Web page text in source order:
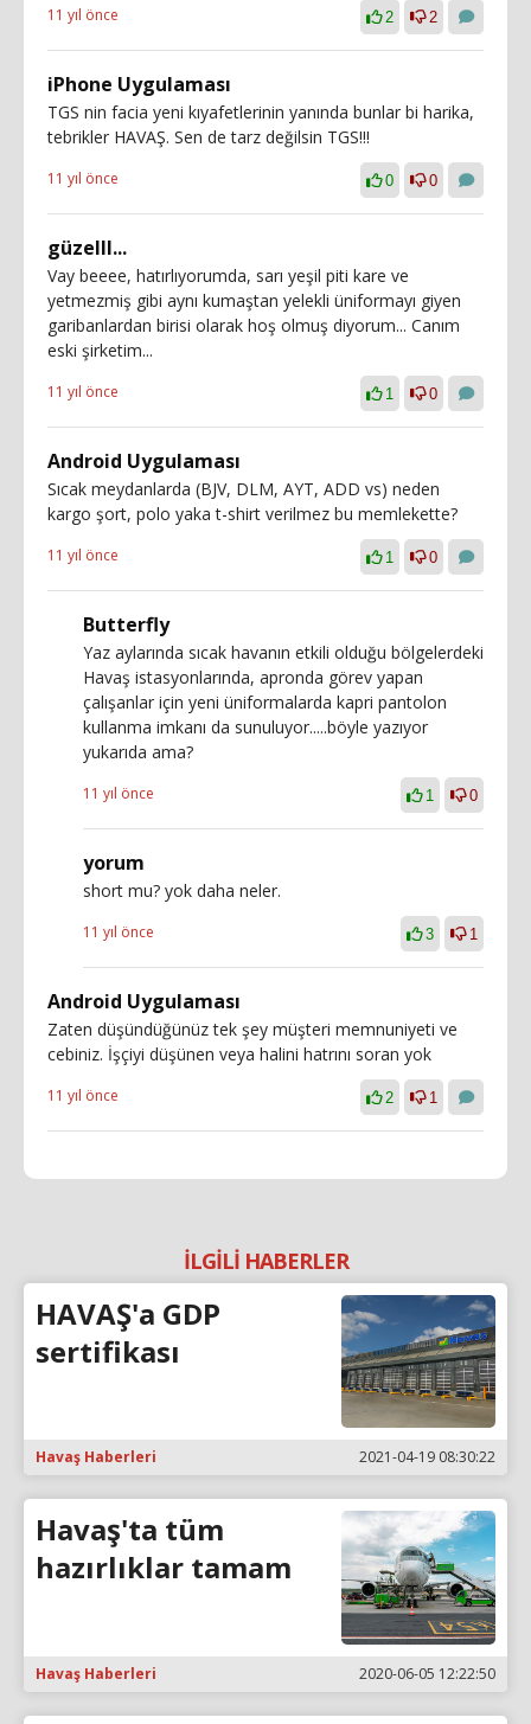
11 yıl önce 2 2
iPhone Uygulaması
TGS nin facia yeni kıyafetlerinin yanında bunlar bi harika,
tebrikler HAVAŞ. Sen de tarz değilsin TGS!!!
11 yıl önce 0 0
güzelll...
Vay beeee, hatırlıyorumda, sarı yeşil piti kare ve
yetmezmiş gibi aynı kumaştan yelekli üniformayı giyen
garibanlardan birisi olarak hoş olmuş diyorum... Canım
eski şirketim...
11 yıl önce 1 0
Android Uygulaması
Sıcak meydanlarda (BJV, DLM, AYT, ADD vs) neden
kargo şort, polo yaka t-shirt verilmez bu memlekette?
11 yıl önce 1 0
Butterfly
Yaz aylarında sıcak havanın etkili olduğu bölgelerdeki
Havaş istasyonlarında, apronda görev yapan
çalışanlar için yeni üniformalarda kapri pantolon
kullanma imkanı da sunuluyor.....böyle yazıyor
yukarıda ama?
11 yıl önce 1 0
yorum
short mu? yok daha neler.
11 yıl önce 3 1
Android Uygulaması
Zaten düşündüğünüz tek şey müşteri memnuniyeti ve
cebiniz. İşçiyi düşünen veya halini hatrını soran yok
11 yıl önce 2 1
İLGİLİ HABERLER
HAVAŞ'a GDP
sertifikası
Havaş Haberleri 2021-04-19 08:30:22
Havaş'ta tüm
hazırlıklar tamam
Havaş Haberleri 2020-06-05 12:22:50